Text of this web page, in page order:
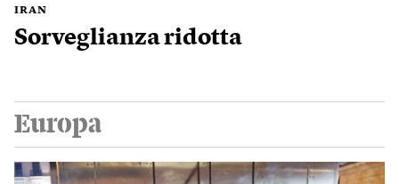
IRAN
Sorveglianza ridotta
Europa